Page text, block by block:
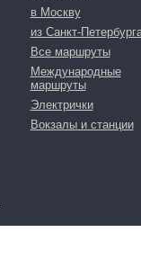
в Москву
из Санкт-
Все маршруты
Международные
маршруты
Электрички
Вокзалы и станции